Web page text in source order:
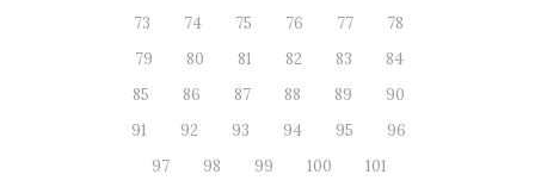
73
74 75 76 77
78
79
80 81 82 83
84
85
86 87 88 89
90
91
92 93 94 95
96
97
98 99 100
101